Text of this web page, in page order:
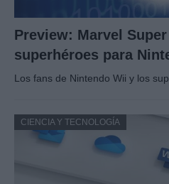
Preview: Marvel
superhéroes para
Los fans de Nintendo Wii y los
CIENCIA Y TECNOLOGÍA